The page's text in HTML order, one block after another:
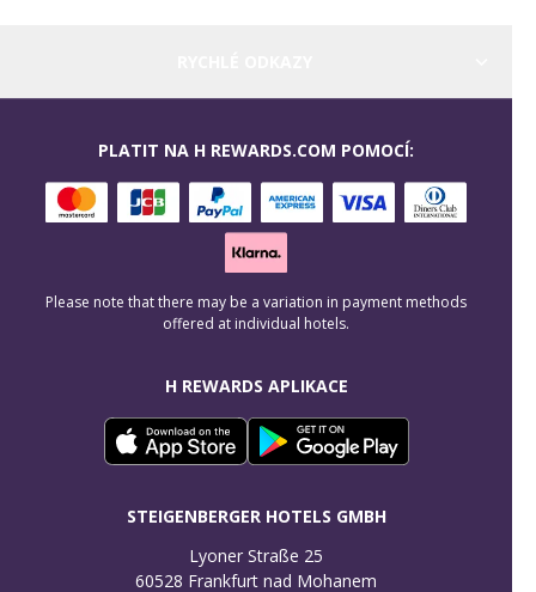
H REWARDS APLIKACE
STEIGENBERGER HOTELS GMBH
Lyoner Straße 25
60528 Frankfurt nad Mohanem
PLATIT NA H REWARDS.COM POMOCÍ:
Please note that there may be a variation in payment methods
offered at individual hotels.